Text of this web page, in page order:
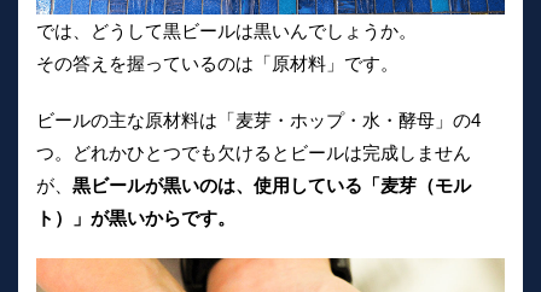
では、どうして黒ビールは黒いんでしょうか。
その答えを握っているのは「原材料」です。
ビールの主な原材料は「麦芽・ホップ・水・酵母」の4
つ。どれかひとつでも欠けるとビールは完成しません
が、 黒ビールが黒いのは、使用している「麦芽（モル
ト）」が黒いからです。